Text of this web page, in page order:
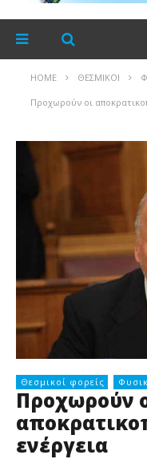
HOME ΘΕΣΜΙΚΟΊ
Προχωρούν οι
Θεσμικοί φορείς
Προχωρούν
ενέργεια